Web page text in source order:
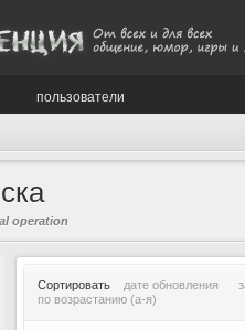
пользователи
operation
Сортировать дате обновления
по возрастанию (а-я)